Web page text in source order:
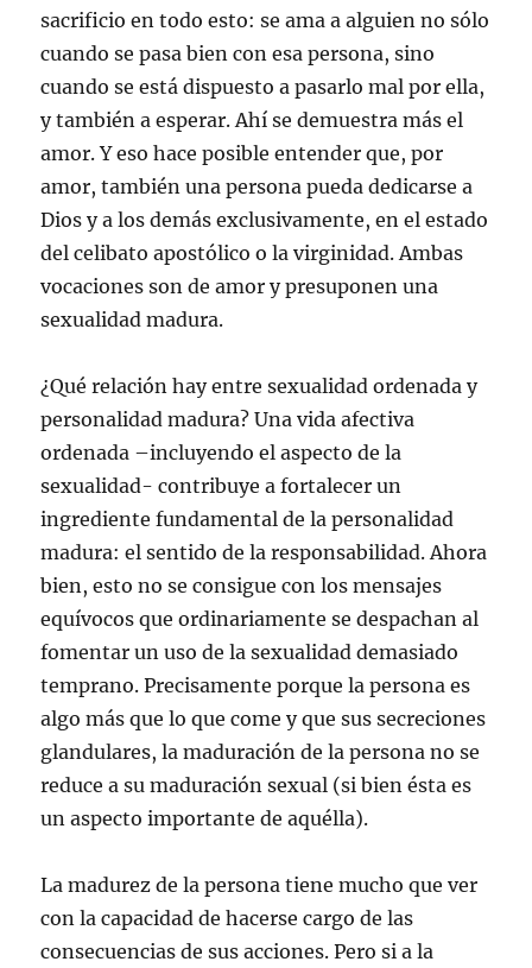
sacrificio en todo esto: se ama a alguien no sólo
cuando se pasa bien con esa persona, sino
cuando se está dispuesto a pasarlo mal por ella,
y también a esperar. Ahí se demuestra más el
amor. Y eso hace posible entender que, por
amor, también una persona pueda dedicarse a
Dios y a los demás exclusivamente, en el estado
del celibato apostólico o la virginidad. Ambas
vocaciones son de amor y presuponen una
sexualidad madura.
¿Qué relación hay entre sexualidad ordenada y
personalidad madura? Una vida afectiva
ordenada –incluyendo el aspecto de la
sexualidad- contribuye a fortalecer un
ingrediente fundamental de la personalidad
madura: el sentido de la responsabilidad. Ahora
bien, esto no se consigue con los mensajes
equívocos que ordinariamente se despachan al
fomentar un uso de la sexualidad demasiado
temprano. Precisamente porque la persona es
algo más que lo que come y que sus secreciones
glandulares, la maduración de la persona no se
reduce a su maduración sexual (si bien ésta es
un aspecto importante de aquélla).
La madurez de la persona tiene mucho que ver
con la capacidad de hacerse cargo de las
consecuencias de sus acciones. Pero si a la